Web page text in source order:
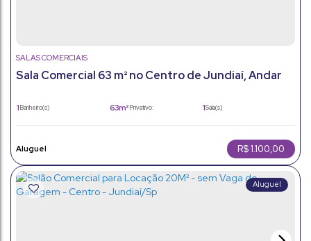
Sala Comercial 63 m² no Centro de Jundiaí, Andar
SALAS COMERCIAIS
R$1.100,00
1Banheiro(s) Privativo:
63m² 1Sala(s)